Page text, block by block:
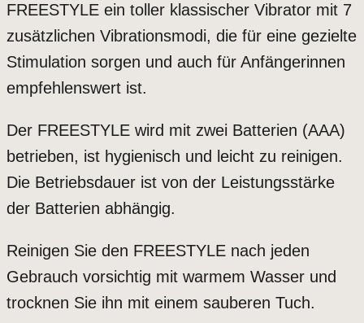
FREESTYLE ein toller klassischer Vibrator mit 7
zusätzlichen Vibrationsmodi, die für eine gezielte
Stimulation sorgen und auch für Anfängerinnen
empfehlenswert ist.
Der FREESTYLE wird mit zwei Batterien (AAA)
betrieben, ist hygienisch und leicht zu reinigen.
Die Betriebsdauer ist von der Leistungsstärke
der Batterien abhängig.
Reinigen Sie den FREESTYLE nach jeden
Gebrauch vorsichtig mit warmem Wasser und
trocknen Sie ihn mit einem sauberen Tuch.